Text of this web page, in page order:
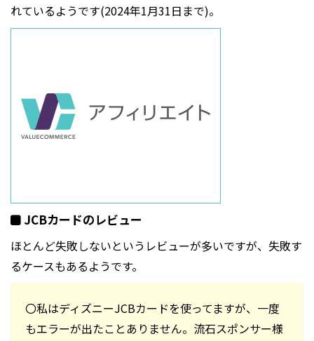
れているようです(2024年1月31日まで)。
JCBカードのレビュー
ほとんど失敗しないというレビューが多いですが、失敗す
るケースもあるようです。
〇私はディズニーJCBカードを使ってますが、一度
もエラーが出たことありません。流石スポンサー様